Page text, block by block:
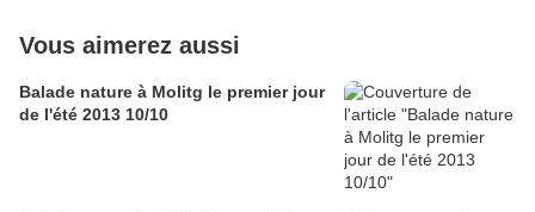
Vous aimerez aussi
Balade nature à Molitg le premier jour
de l'été 2013 10/10